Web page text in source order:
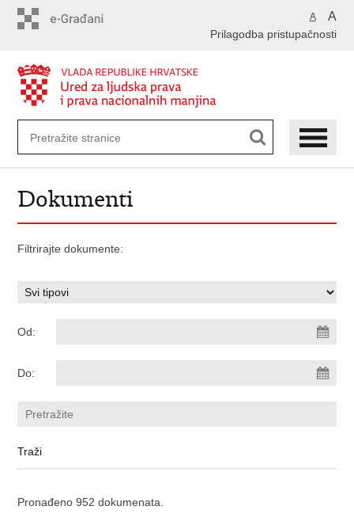
A A
Prilagodba pristupačnosti
Dokumenti
Filtrirajte dokumente:
Od:
Do:
Pronađeno 952 dokumenata.